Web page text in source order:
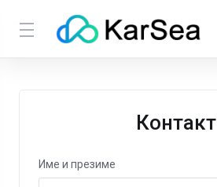
Контакт
Име и презиме